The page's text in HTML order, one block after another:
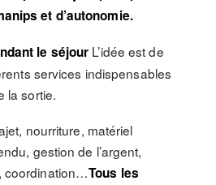
et d’autonomie.
le séjour L’idée est de
services indispensables
la sortie.
nourriture, matériel
gestion de l’argent,
coordination…Tous les